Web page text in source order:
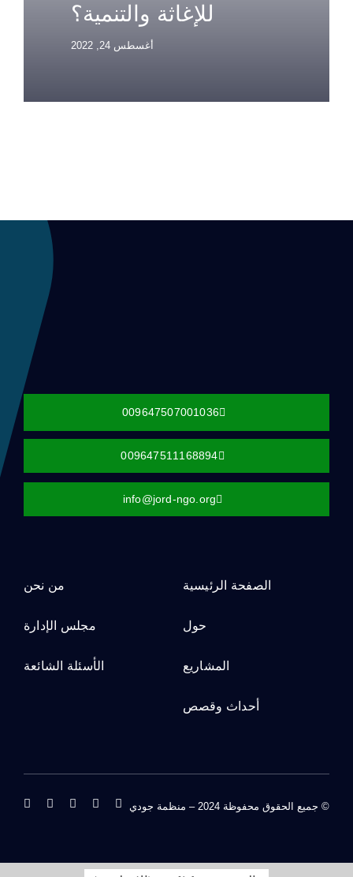
للإغاثة والتنمية؟
أغسطس 24, 2022
009647507001036
009647511168894
info@jord-ngo.org
الصفحة الرئيسية
حول
المشاريع
أحداث وقصص
من نحن
مجلس الإدارة
الأسئلة الشائعة
© جميع الحقوق محفوظة 2024 – منظمة جودي